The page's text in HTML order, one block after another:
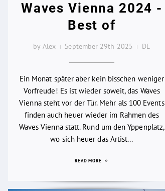
Waves Vienna 2024 -
Best of
by Alex September 29th 2025 DE
Ein Monat später aber kein bisschen weniger
Vorfreude! Es ist wieder soweit, das Waves
Vienna steht vor der Tür. Mehr als 100 Events
finden auch heuer wieder im Rahmen des
Waves Vienna statt. Rund um den Yppenplatz,
wo sich heuer das Artist...
READ MORE